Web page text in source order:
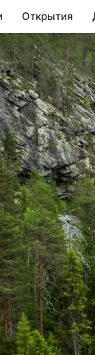
Открытия